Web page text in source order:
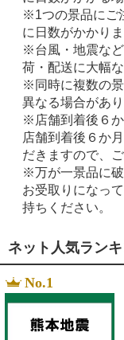
※1つの景品にご
に日数がかかりま
※台風・地震な
荷・配送に大幅
※同時に複数の
異なる場合があり
※店舗到着後６か
店舗到着後６か
だきますので、
※万が一景品に
お受取りになっ
持ちください。
ネット人気ラン
No.1